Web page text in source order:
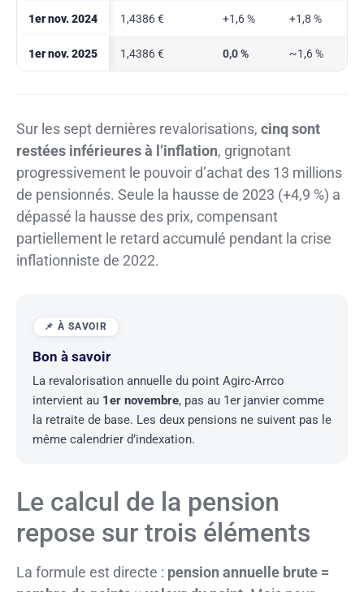
1er nov. 2024 1,4386 € +1,6 % +1,8 %
1er nov. 2025 1,4386 € 0,0 % ~1,6 %
Sur les sept dernières revalorisations, cinq sont
restées inférieures à l’inflation, grignotant
progressivement le pouvoir d’achat des 13 millions
de pensionnés. Seule la hausse de 2023 (+4,9 %) a
dépassé la hausse des prix, compensant
partiellement le retard accumulé pendant la crise
inflationniste de 2022.
Bon à savoir
La revalorisation annuelle du point Agirc-Arrco
intervient au 1er novembre, pas au 1er janvier comme
la retraite de base. Les deux pensions ne suivent pas le
même calendrier d’indexation.
Le calcul de la pension
repose sur trois éléments
La formule est directe : pension annuelle brute =